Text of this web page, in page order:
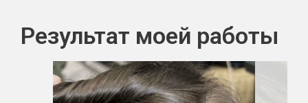
Результат моей работы